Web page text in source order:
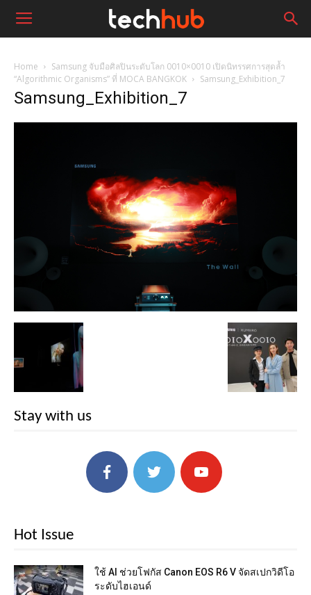
Home
Samsung จับมือศิลปินระดับโลก 0010×0010 เปิดนิทรรศการสุดล้ำ
“Algorithmic Organisms” ที่ MOCA BANGKOK
Samsung_Exhibition_7
Samsung_Exhibition_7
Stay with us
Hot Issue
ใช้ AI ช่วยโฟกัส Canon EOS R6 V จัดสเปกวิดีโอ
ระดับไฮเอนด์